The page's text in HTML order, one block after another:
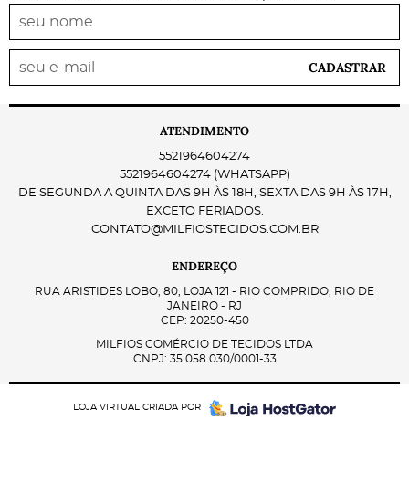
CADASTRAR
ATENDIMENTO
5521964604274
5521964604274 (WHATSAPP)
DE SEGUNDA A QUINTA DAS 9H ÀS 18H, SEXTA DAS 9H ÀS 17H,
EXCETO FERIADOS.
CONTATO@MILFIOSTECIDOS.COM.BR
ENDEREÇO
RUA ARISTIDES LOBO, 80, LOJA 121 - RIO COMPRIDO, RIO DE
JANEIRO - RJ
CEP: 20250-450
MILFIOS COMÉRCIO DE TECIDOS LTDA
CNPJ: 35.058.030/0001-33
LOJA VIRTUAL CRIADA POR